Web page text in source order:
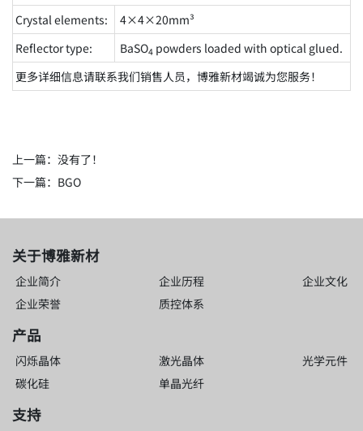
Crystal elements:
4×4×20mm³
Reflector type:
BaSO4 powders loaded with optical glued.
更多详细信息请联系我们销售人员，博雅新材竭诚为您服务！
上一篇：没有了！
下一篇： BGO
关于博雅新材
企业简介 企业历程
企业文化
企业荣誉
质控体系
产品
闪烁晶体 激光晶体
光学元件
碳化硅
单晶光纤
支持